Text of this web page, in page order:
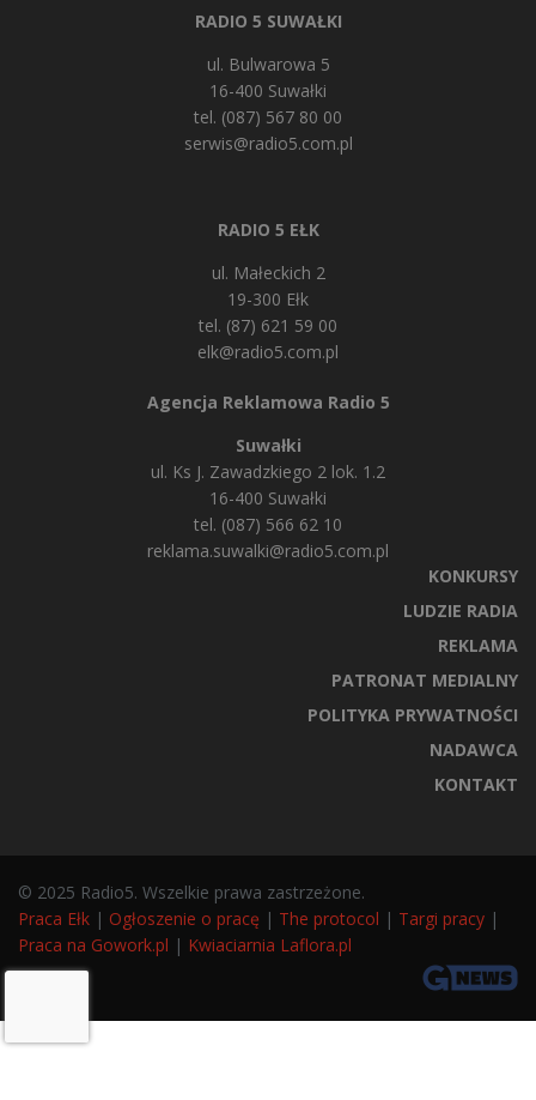
RADIO 5 SUWAŁKI
ul. Bulwarowa 5
16-400 Suwałki
tel. (087) 567 80 00
serwis@radio5.com.pl
RADIO 5 EŁK
ul. Małeckich 2
19-300 Ełk
tel. (87) 621 59 00
elk@radio5.com.pl
Agencja Reklamowa Radio 5
Suwałki
ul. Ks J. Zawadzkiego 2 lok. 1.2
16-400 Suwałki
tel. (087) 566 62 10
reklama.suwalki@radio5.com.pl
KONKURSY
LUDZIE RADIA
REKLAMA
PATRONAT MEDIALNY
POLITYKA PRYWATNOŚCI
NADAWCA
KONTAKT
© 2025 Radio5. Wszelkie prawa zastrzeżone.
Praca Ełk | Ogłoszenie o pracę | The protocol | Targi pracy |
Praca na Gowork.pl | Kwiaciarnia Laflora.pl